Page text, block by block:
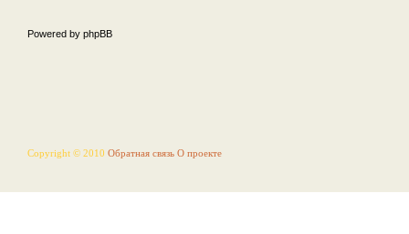
Powered by phpBB
Copyright © 2010 Обратная связь О проекте